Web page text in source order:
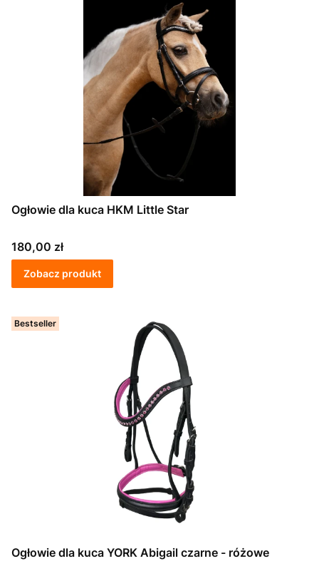
Ogłowie dla kuca HKM Little Star
Cena
180,00 zł
Zobacz produkt
Bestseller
Ogłowie dla kuca YORK Abigail czarne - różowe